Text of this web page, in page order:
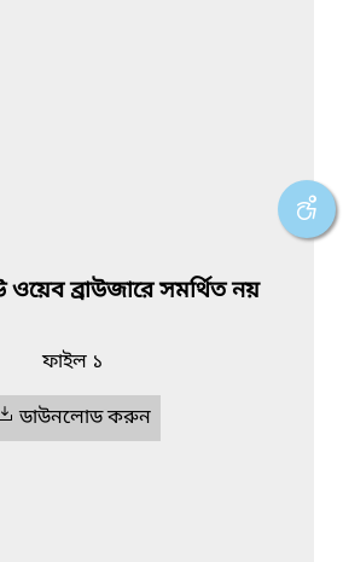
ওয়েব ব্রাউজারে সমর্থিত নয়
ফাইল ১
ডাউনলোড করুন